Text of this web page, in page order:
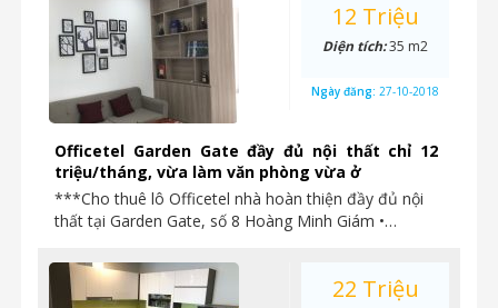
Officetel Garden Gate đầy đủ nội thất chỉ 12
triệu/tháng, vừa làm văn phòng vừa ở
***Cho thuê lô Officetel nhà hoàn thiện đầy đủ nội
thất tại Garden Gate, số 8 Hoàng Minh Giám •…
12 Triệu
Diện tích:35 m2
Ngày đăng: 27-10-2018
22 Triệu